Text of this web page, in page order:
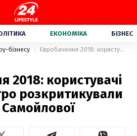
ЕКОНОМІКА БІЗНЕС
бізнесу Євробачення 2018: користувачі мережі гостро розкритикували виступ Юлії Самойлової
2018: користувачі
розкритикували
Самойлової